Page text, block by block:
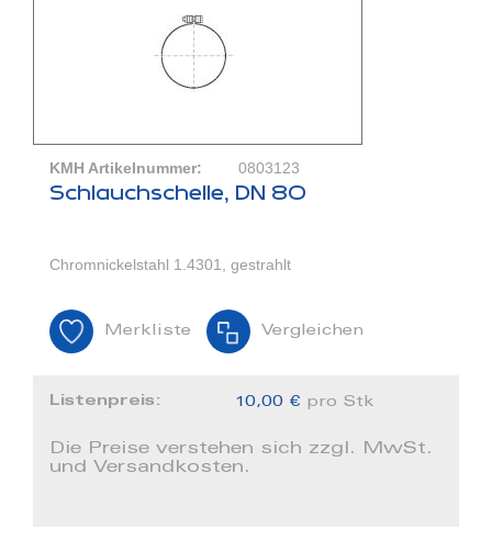
KMH Artikelnummer: 0803123
Schlauchschelle, DN 80
Chromnickelstahl 1.4301, gestrahlt
Merkliste Vergleichen
Listenpreis: 10,00 € pro Stk
Die Preise verstehen sich zzgl. MwSt.
und Versandkosten.